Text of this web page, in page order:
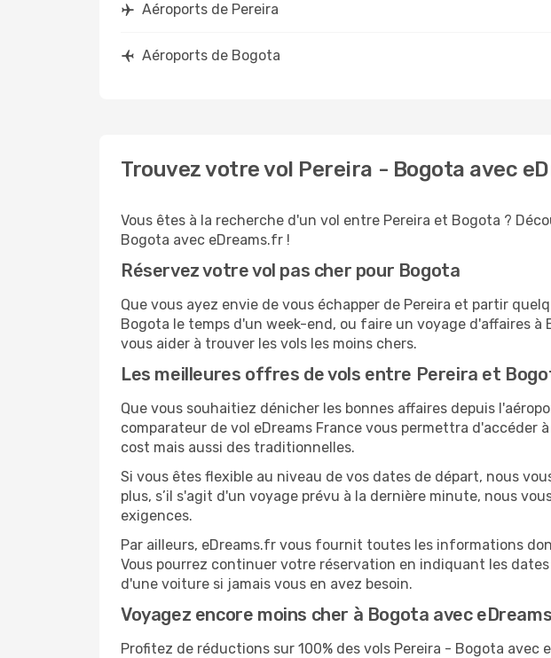
Aéroports de Pereira
Aéroports de Bogota
Trouvez votre vol Pereira - Bogota avec
Vous êtes à la recherche d'un vol entre Pereira et Bogota ?
Bogota avec eDreams.fr !
Réservez votre vol pas cher pour Bogota
Que vous ayez envie de vous échapper de Pereira et partir
Bogota le temps d'un week-end, ou faire un voyage d'affaires
vous aider à trouver les vols les moins chers.
Les meilleures offres de vols entre Pereira et
Que vous souhaitiez dénicher les bonnes affaires depuis
comparateur de vol eDreams France vous permettra d'accéder
cost mais aussi des traditionnelles.
Si vous êtes flexible au niveau de vos dates de départ, nous
plus, s’il s'agit d'un voyage prévu à la dernière minute, nous
exigences.
Par ailleurs, eDreams.fr vous fournit toutes les informations
Vous pourrez continuer votre réservation en indiquant les
d'une voiture si jamais vous en avez besoin.
Voyagez encore moins cher à Bogota avec
Profitez de réductions sur 100% des vols Pereira - Bogota avec